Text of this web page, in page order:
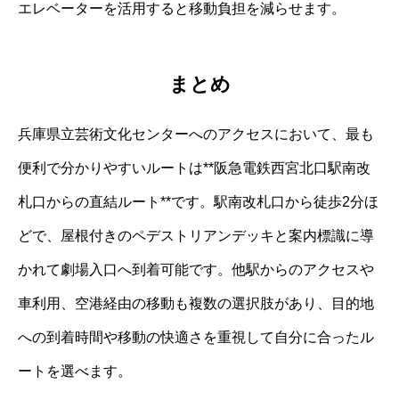
エレベーターを活用すると移動負担を減らせます。
まとめ
兵庫県立芸術文化センターへのアクセスにおいて、最も
便利で分かりやすいルートは**阪急電鉄西宮北口駅南改
札口からの直結ルート**です。駅南改札口から徒歩2分ほ
どで、屋根付きのペデストリアンデッキと案内標識に導
かれて劇場入口へ到着可能です。他駅からのアクセスや
車利用、空港経由の移動も複数の選択肢があり、目的地
への到着時間や移動の快適さを重視して自分に合ったル
ートを選べます。